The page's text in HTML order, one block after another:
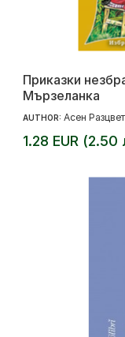
Приказки
Мързеланка
AUTHOR: Асен
1.28 EUR (2.50